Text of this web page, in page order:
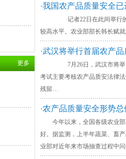
更多
·我国农产品质量安全
记者22日在此间举行的全国
较高水平。农业部部长韩长赋
·武汉将举行首届农产
7月26日，武汉市将举办首
考试主要考核农产品质安法律
残留…
·农产品质量安全形势
今年以来，全国各级农业部
好。据监测，上半年蔬菜、畜
业部对近年来市场抽查过程中